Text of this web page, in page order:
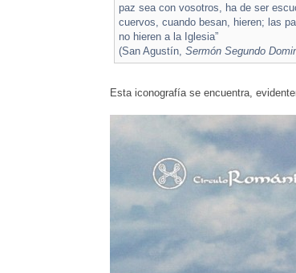
paz sea con vosotros, ha de ser
cuervos, cuando besan, hieren; las
no hieren a la Iglesia”
(San Agustín, Sermón Segundo
Esta iconografía se encuentra,